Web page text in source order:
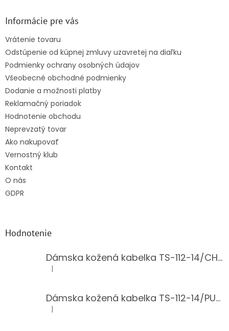
Informácie pre vás
Vrátenie tovaru
Odstúpenie od kúpnej zmluvy uzavretej na diaľku
Podmienky ochrany osobných údajov
Všeobecné obchodné podmienky
Dodanie a možnosti platby
Reklamačný poriadok
Hodnotenie obchodu
Neprevzatý tovar
Ako nakupovať
Vernostný klub
Kontakt
O nás
GDPR
Hodnotenie
Dámska kožená kabelka TS-112-14/CHOCO
Hodnotenie produktu je 5 z 5 hviezdičiek.
|
Dámska kožená kabelka TS-112-14/PUDER
Hodnotenie produktu je 5 z 5 hviezdičiek.
|